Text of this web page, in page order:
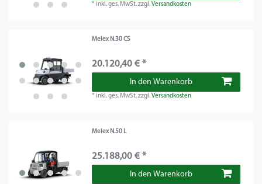
*inkl. ges. MwSt.zzgl.Versandkosten
Melex N.30 CS
20.120,40 € *
In den Warenkorb
*inkl. ges. MwSt.zzgl.Versandkosten
Melex N.50 L
25.188,00 € *
In den Warenkorb